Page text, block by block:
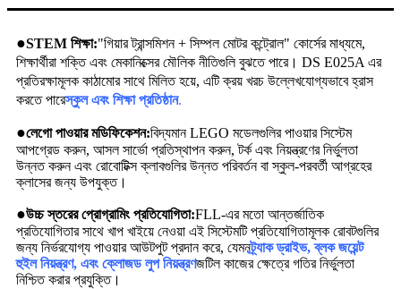
●STEM শিক্ষা:"গিয়ার ট্রান্সমিশন + সিম্পল মোটর কন্ট্রোল" কোর্সের মাধ্যমে,
শিক্ষার্থীরা শক্তি এবং মেকানিক্সের মৌলিক নীতিগুলি বুঝতে পারে। DS E025A এর
প্রতিরক্ষামূলক কাঠামোর সাথে মিলিত হয়ে, এটি ক্রয় খরচ উল্লেখযোগ্যভাবে হ্রাস
করতে পারেস্কুল এবং শিক্ষা প্রতিষ্ঠান.
●লেগো পাওয়ার মডিফিকেশন:বিদ্যমান LEGO মডেলগুলির পাওয়ার সিস্টেম
আপগ্রেড করুন, আসল সার্ভো প্রতিস্থাপন করুন, টর্ক এবং নিয়ন্ত্রণের নির্ভুলতা
উন্নত করুন এবং রোবোটিক্স ক্লাবগুলির উন্নত পরিবর্তন বা স্কুল-পরবর্তী আগ্রহের
ক্লাসের জন্য উপযুক্ত।
●উচ্চ স্তরের প্রোগ্রামিং প্রতিযোগিতা:FLL-এর মতো আন্তর্জাতিক
প্রতিযোগিতার সাথে খাপ খাইয়ে নেওয়া এই সিস্টেমটি প্রতিযোগিতামূলক রোবটগুলির
জন্য নির্ভরযোগ্য পাওয়ার আউটপুট প্রদান করে, যেমনট্র্যাক ড্রাইভ, ব্লক জয়েন্ট
হুইল নিয়ন্ত্রণ, এবং ক্লোজড লুপ নিয়ন্ত্রণজটিল কাজের ক্ষেত্রে গতির নির্ভুলতা
নিশ্চিত করার প্রযুক্তি।